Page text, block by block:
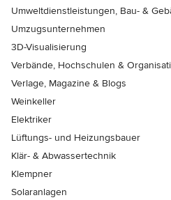
Umweltdienstleistungen, Bau- &
Umzugsunternehmen
3D-Visualisierung
Verbände, Hochschulen &
Verlage, Magazine & Blogs
Weinkeller
Elektriker
Lüftungs- und Heizungsbauer
Klär- & Abwassertechnik
Klempner
Solaranlagen